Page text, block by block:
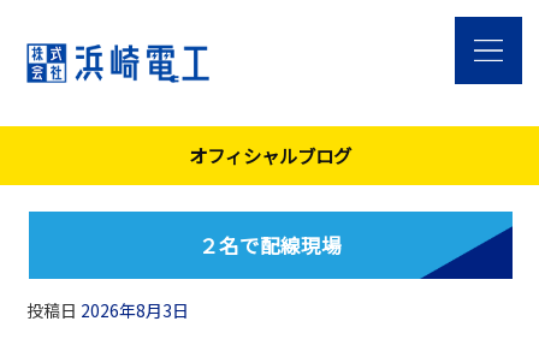
オフィシャルブログ
２名で配線現場
投稿日 2026年8月3日